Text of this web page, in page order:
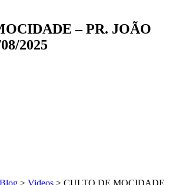
– PR. JOÃO
2025
Blog > Videos > CULTO DE MOCIDADE